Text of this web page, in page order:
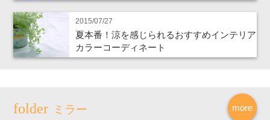
2015/07/27
夏本番！涼を感じられるおすすめインテリア
カラーコーディネート
more
ミラー